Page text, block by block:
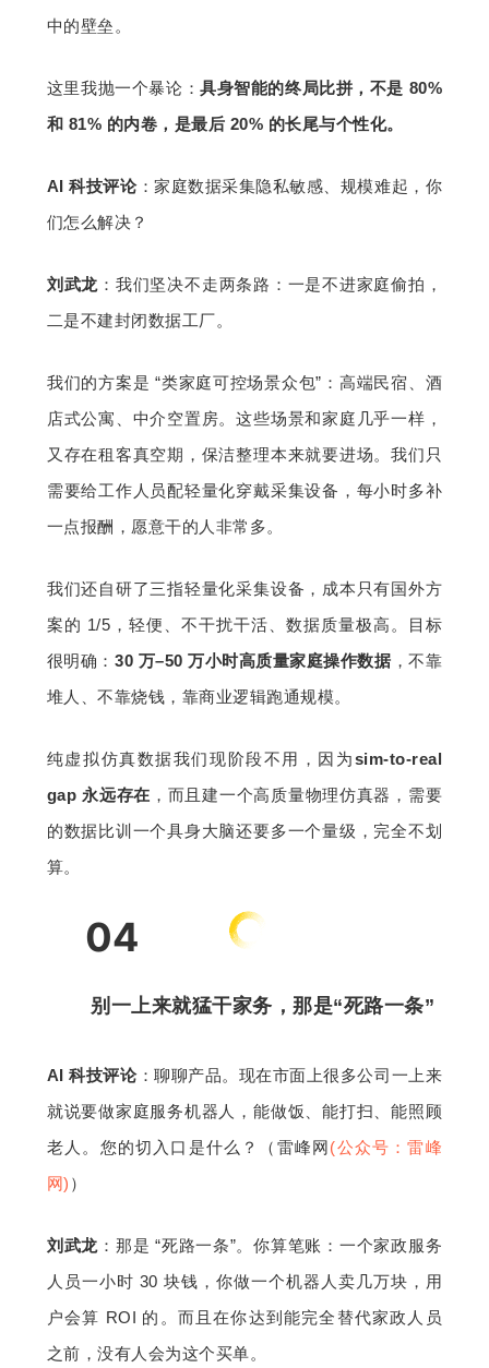
中的壁垒。
这里我抛一个暴论：具身智能的终局比拼，不是 80%
和 81% 的内卷，是最后 20% 的长尾与个性化。
AI 科技评论：家庭数据采集隐私敏感、规模难起，你
们怎么解决？
刘武龙 ：我们坚决不走两条路：一是不进家庭偷拍，
二是不建封闭数据工厂。
我们的方案是 “类家庭可控场景众包”：高端民宿、酒
店式公寓、中介空置房。这些场景和家庭几乎一样，
又存在租客真空期，保洁整理本来就要进场。我们只
需要给工作人员配轻量化穿戴采集设备，每小时多补
一点报酬，愿意干的人非常多。
我们还自研了三指轻量化采集设备，成本只有国外方
案的 1/5，轻便、不干扰干活、数据质量极高。目标
很明确：30 万–50 万小时高质量家庭操作数据 ，不靠
堆人、不靠烧钱，靠商业逻辑跑通规模。
纯虚拟仿真数据我们现阶段不用，因为sim-to-real
gap 永远存在 ，而且建一个高质量物理仿真器，需要
的数据比训一个具身大脑还要多一个量级，完全不划
算。
04
别一上来就猛干家务，那是“死路一条”
AI 科技评论：聊聊产品。现在市面上很多公司一上来
就说要做家庭服务机器人，能做饭、能打扫、能照顾
老人。您的切入口是什么？（雷峰网(公众号：雷峰
网) ）
刘武龙 ：那是 “死路一条”。你算笔账：一个家政服务
人员一小时 30 块钱，你做一个机器人卖几万块，用
户会算 ROI 的。而且在你达到能完全替代家政人员
之前，没有人会为这个买单。